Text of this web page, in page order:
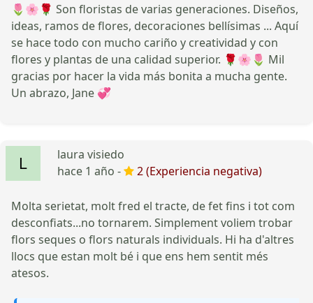
🌷🌸🌹 Son floristas de varias generaciones. Diseños,
ideas, ramos de flores, decoraciones bellísimas ... Aquí
se hace todo con mucho cariño y creatividad y con
flores y plantas de una calidad superior. 🌹🌸🌷 Mil
gracias por hacer la vida más bonita a mucha gente.
Un abrazo, Jane 💞
laura visiedo
hace 1 año -
2 (Experiencia negativa)
Molta serietat, molt fred el tracte, de fet fins i tot com
desconfiats...no tornarem. Simplement voliem trobar
flors seques o flors naturals individuals. Hi ha d'altres
llocs que estan molt bé i que ens hem sentit més
atesos.